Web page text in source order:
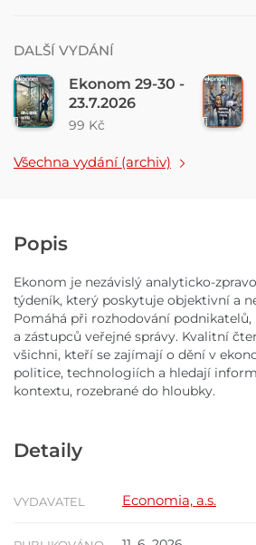
DALŠÍ VYDÁNÍ
Ekonom 29-30 -
23.7.2026
99 Kč
Všechna vydání (archiv)
Popis
Ekonom je nezávislý analyticko-
týdeník, který poskytuje objektivní a
Pomáhá při rozhodování podnikatelů,
a zástupců veřejné správy. Kvalitní
všichni, kteří se zajímají o dění v
politice, technologiích a hledají
kontextu, rozebrané do hloubky.
Detaily
VYDAVATEL Economia, a.s.